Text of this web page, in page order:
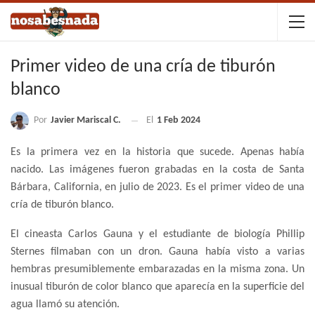
Primer video de una cría de tiburón
blanco
Por Javier Mariscal C. El 1 Feb 2024
Es la primera vez en la historia que sucede. Apenas había
nacido. Las imágenes fueron grabadas en la costa de Santa
Bárbara, California, en julio de 2023. Es el primer video de una
cría de tiburón blanco.
El cineasta Carlos Gauna y el estudiante de biología Phillip
Sternes filmaban con un dron. Gauna había visto a varias
hembras presumiblemente embarazadas en la misma zona. Un
inusual tiburón de color blanco que aparecía en la superficie del
agua llamó su atención.